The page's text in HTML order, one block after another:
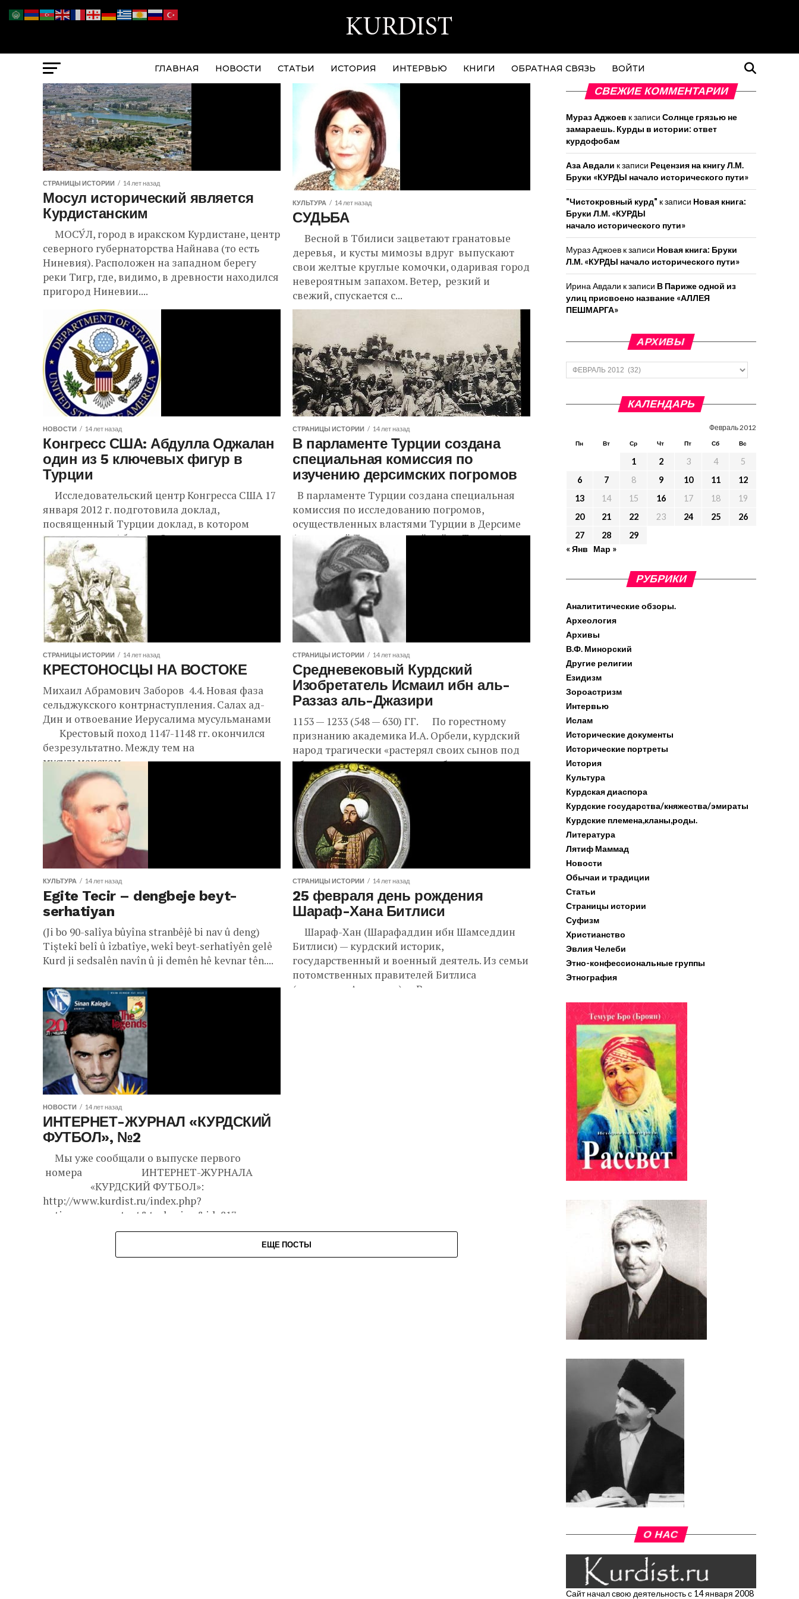
ГЛАВНАЯ НОВОСТИ СТАТЬИ ИСТОРИЯ ИНТЕРВЬЮ КНИГИ ОБРАТНАЯ СВЯЗЬ ВОЙТИ
СТРАНИЦЫ ИСТОРИИ 14 лет назад
Мосул исторический является
Курдистанским
МОСУ́Л, город в иракском Курдистане, центр
северного губернаторства Найнава (то есть
Ниневия). Расположен на западном берегу
реки Тигр, где, видимо, в древности находился
пригород Ниневии....
КУЛЬТУРА 14 лет назад
СУДЬБА
Весной в Тбилиси зацветают гранатовые
деревья, и кусты мимозы вдруг выпускают
свои желтые круглые комочки, одаривая город
невероятным запахом. Ветер, резкий и
свежий, спускается с...
НОВОСТИ 14 лет назад
Конгресс США: Абдулла Оджалан
один из 5 ключевых фигур в
Турции
Исследовательский центр Конгресса США 17
января 2012 г. подготовила доклад,
посвященный Турции доклад, в котором
отметила, что Абдулла Оджалан является
одним из 5 ключевых фигур...
СТРАНИЦЫ ИСТОРИИ 14 лет назад
В парламенте Турции создана
специальная комиссия по
изучению дерсимских погромов
В парламенте Турции создана специальная
комиссия по исследованию погромов,
осуществленных властями Турции в Дерсиме
(нынешний Тунджельский район Турции) в
1937-1938 гг. против курдов. Как пишет...
СТРАНИЦЫ ИСТОРИИ 14 лет назад
КРЕСТОНОСЦЫ НА ВОСТОКЕ
Михаил Абрамович Заборов 4.4. Новая фаза
сельджукского контрнаступления. Салах ад-
Дин и отвоевание Иерусалима мусульманами
Крестовый поход 1147-1148 гг. окончился
безрезультатно. Между тем на
мусульманском...
СТРАНИЦЫ ИСТОРИИ 14 лет назад
Средневековый Курдский
Изобретатель Исмаил ибн аль-
Раззаз аль-Джазири
1153 — 1233 (548 — 630) ГГ. По горестному
признанию академика И.А. Орбели, курдский
народ трагически «растерял своих сынов под
обличием иранцев, турок, арабов, армян,
растерял...
КУЛЬТУРА 14 лет назад
Egite Tecir – dengbeje beyt-
serhatiyan
(Ji bo 90-salîya bûyîna stranbêjê bi nav û deng)
Tiştekî belî û îzbatîye, wekî beyt-serhatîyên gelê
Kurd ji sedsalên navîn û ji demên hê kevnar tên....
СТРАНИЦЫ ИСТОРИИ 14 лет назад
25 февраля день рождения
Шараф-Хана Битлиси
Шараф-Хан (Шарафаддин ибн Шамседдин
Битлиси) — курдский историк,
государственный и военный деятель. Из семьи
потомственных правителей Битлиса
(восточная Анатолия). Воспитывался и
НОВОСТИ 14 лет назад
ИНТЕРНЕТ-ЖУРНАЛ «КУРДСКИЙ
ФУТБОЛ», №2
Мы уже сообщали о выпуске первого
номера ИНТЕРНЕТ-ЖУРНАЛА
«КУРДСКИЙ ФУТБОЛ»:
http://www.kurdist.ru/index.php?
option=com_content&task=view&id=817
http://kurdist.ru/futbol/ Главный
редактор журнала Ростам Дасни любителямЕЩЕ ПОСТЫ
СВЕЖИЕ КОММЕНТАРИИ
Мураз Аджоев к записи Солнце грязью не
замараешь. Курды в истории: ответ
курдофобам
Аза Авдали к записи Рецензия на книгу Л.М.
Бруки «КУРДЫ начало исторического пути»
"Чистокровный курд" к записи Новая книга:
Бруки Л.М. «КУРДЫ
начало исторического пути»
Мураз Аджоев к записи Новая книга: Бруки
Л.М. «КУРДЫ начало исторического пути»
Ирина Авдали к записи В Париже одной из
улиц присвоено название «АЛЛЕЯ
ПЕШМАРГА»
АРХИВЫ
Архивы
КАЛЕНДАРЬ
Февраль 2012
Пн Вт Ср Чт Пт Сб Вс
1 2 3 4
5
6
7 8 9 10 11
12
13
14 15 16 17 18
19
20
21 22 23 24 25
26
27
28
29
« Янв
Мар »
РУБРИКИ
Аналититические обзоры.
Археология
Архивы
В.Ф. Минорский
Другие религии
Езидизм
Зороастризм
Интервью
Ислам
Исторические документы
Исторические портреты
История
Культура
Курдская диаспора
Курдские государства/княжества/эмираты
Курдские племена,кланы,роды.
Литература
Лятиф Маммад
Новости
Обычаи и традиции
Статьи
Страницы истории
Суфизм
Христианство
Эвлия Челеби
Этно-конфессиональные группы
Этнография
О НАС
Сайт начал свою деятельность с 14 января 2008